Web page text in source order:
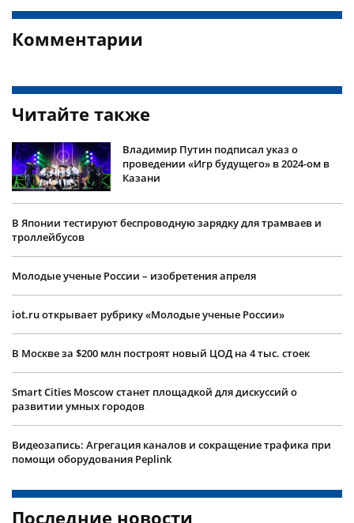
Комментарии
Читайте также
Владимир Путин подписал указ о
проведении «Игр будущего» в 2024-ом в
Казани
В Японии тестируют беспроводную зарядку для трамваев и
троллейбусов
Молодые ученые России – изобретения апреля
iot.ru открывает рубрику «Молодые ученые России»
В Москве за $200 млн построят новый ЦОД на 4 тыс. стоек
Smart Cities Moscow станет площадкой для дискуссий о
развитии умных городов
Видеозапись: Агрегация каналов и сокращение трафика при
помощи оборудования Peplink
Последние новости